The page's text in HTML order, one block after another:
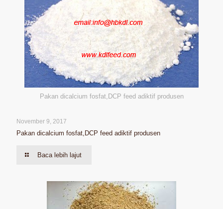
Pakan dicalcium fosfat,DCP feed adiktif produsen
November 9, 2017
Pakan dicalcium fosfat,DCP feed adiktif produsen
Baca lebih lajut